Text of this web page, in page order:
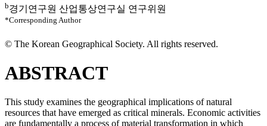
b경기연구원 산업통상연구실 연구위원
*Corresponding Author
© The Korean Geographical Society. All rights reserved.
ABSTRACT
This study examines the geographical implications of natural
resources that have emerged as critical minerals. Economic activities
are fundamentally a process of material transformation in which